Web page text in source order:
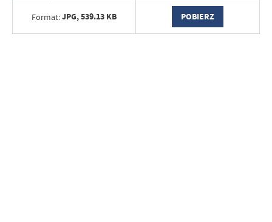
Format:JPG,539.13 KB POBIERZ